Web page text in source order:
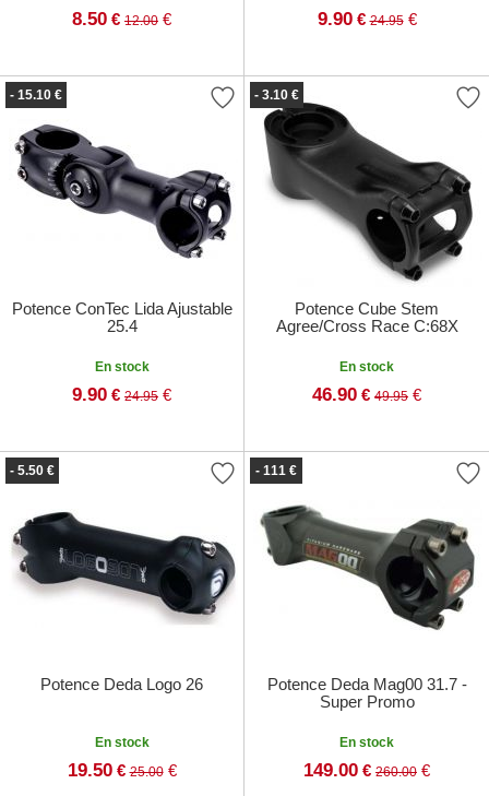
8.50 € 12.00 € 9.90 € 24.95€
- 15.10 €
Potence ConTec Lida Ajustable
25.4
En stock
9.90 € 24.95 €
- 3.10 €
Potence Cube Stem
Agree/Cross Race C:68X
En stock
46.90 € 49.95 €
- 5.50 €
Potence Deda Logo 26
En stock
19.50 € 25.00€
- 111 €
Potence Deda Mag00 31.7 -
Super Promo
En stock
149.00 € 260.00 €